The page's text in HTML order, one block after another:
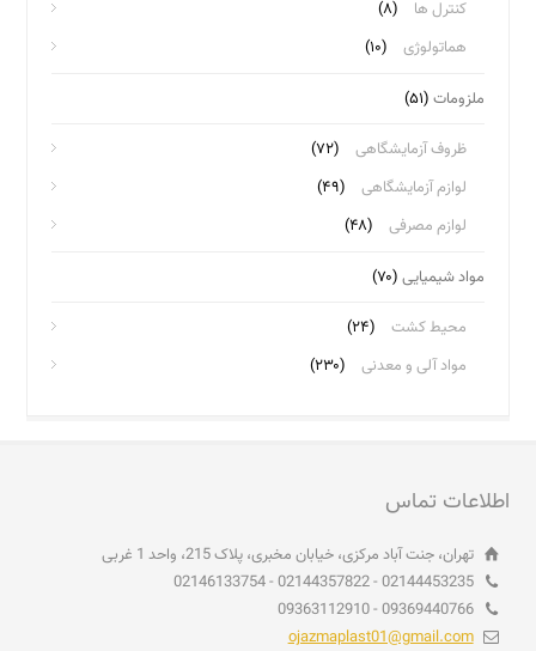
کنترل ها
(۸)
هماتولوژی
(۱۰)
ملزومات (۵۱)
ظروف آزمایشگاهی
(۷۲)
لوازم آزمایشگاهی
(۴۹)
لوازم مصرفی
(۴۸)
مواد شیمیایی (۷۰)
محیط کشت
(۲۴)
مواد آلی و معدنی
(۲۳۰)
اطلاعات تماس
تهران، جنت آباد مرکزی، خیابان مخبری، پلاک 215، واحد 1 غربی
02144453235 - 02144357822 - 02146133754
09369440766 - 09363112910
ojazmaplast01@gmail.com